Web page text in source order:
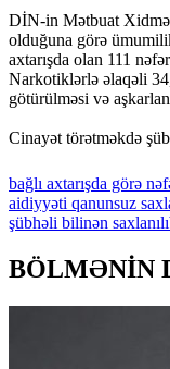
DİN-in Mətbuat
olduğuna görə
axtarışda olan 111
Narkotiklərlə əlaqəli
götürülməsi və
Cinayət törətməkdə
bağlı axtarışda görə
aidiyyəti qanunsuz
şübhəli bilinən
BÖLMƏNİN